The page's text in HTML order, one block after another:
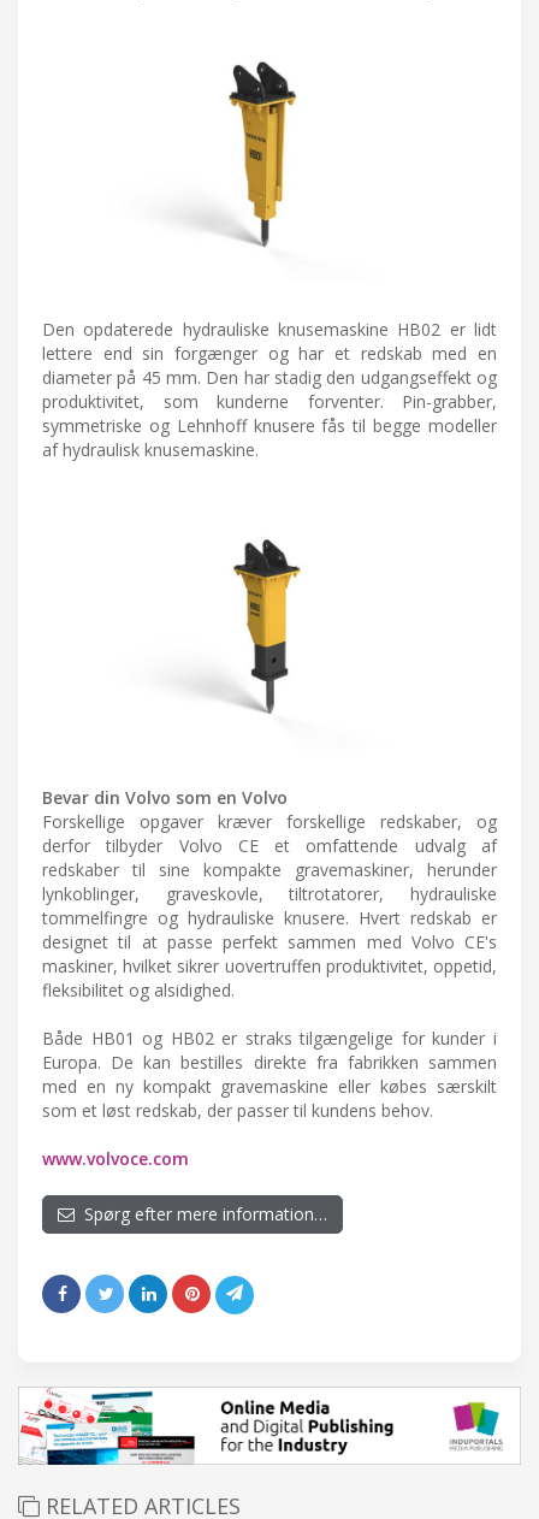
Den opdaterede hydrauliske knusemaskine HB02 er lidt
lettere end sin forgænger og har et redskab med en
diameter på 45 mm. Den har stadig den udgangseffekt og
produktivitet, som kunderne forventer. Pin-grabber,
symmetriske og Lehnhoff knusere fås til begge modeller
af hydraulisk knusemaskine.
Bevar din Volvo som en Volvo
Forskellige opgaver kræver forskellige redskaber, og
derfor tilbyder Volvo CE et omfattende udvalg af
redskaber til sine kompakte gravemaskiner, herunder
lynkoblinger, graveskovle, tiltrotatorer, hydrauliske
tommelfingre og hydrauliske knusere. Hvert redskab er
designet til at passe perfekt sammen med Volvo CE's
maskiner, hvilket sikrer uovertruffen produktivitet, oppetid,
fleksibilitet og alsidighed.
Både HB01 og HB02 er straks tilgængelige for kunder i
Europa. De kan bestilles direkte fra fabrikken sammen
med en ny kompakt gravemaskine eller købes særskilt
som et løst redskab, der passer til kundens behov.
www.volvoce.com
Spørg efter mere information…
RELATED ARTICLES